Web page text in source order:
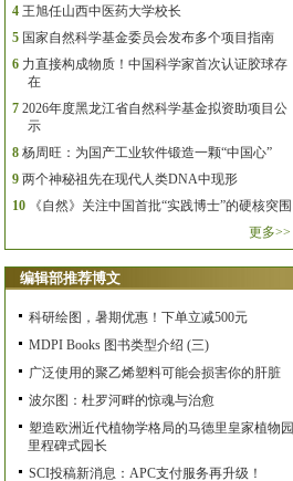
4 王旭任山西中医药大学校长
5 国家自然科学基金委员会发布多个项目指南
6 力直接构成物质！中国科学家首次认证胶球存
在
7 2026年度黑龙江省自然科学基金拟资助项目公
示
8 杨周旺：为国产工业软件锻造一颗“中国心”
9 两个神秘祖先在现代人类DNA中现形
10
《自然》关注中国首批“实践博士”的硬核突围
更多>>
编辑部推荐博文
科研绘图，暑期优惠！下单立减500元
MDPI Books 图书类型介绍 (三)
广泛使用的聚乙烯塑料可能会损害你的肝脏
波尔图：杜罗河畔的惊魂与治愈
塑造欧洲近代植物学格局的马德里皇家植物园
里程碑式园长
SCI投稿新消息：APC支付服务再升级！